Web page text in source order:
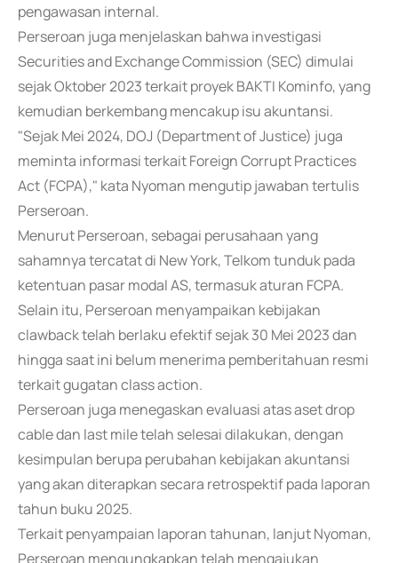
pengawasan internal.
Perseroan juga menjelaskan bahwa investigasi
Securities and Exchange Commission (SEC) dimulai
sejak Oktober 2023 terkait proyek BAKTI Kominfo, yang
kemudian berkembang mencakup isu akuntansi.
"Sejak Mei 2024, DOJ (Department of Justice) juga
meminta informasi terkait Foreign Corrupt Practices
Act (FCPA)," kata Nyoman mengutip jawaban tertulis
Perseroan.
Menurut Perseroan, sebagai perusahaan yang
sahamnya tercatat di New York, Telkom tunduk pada
ketentuan pasar modal AS, termasuk aturan FCPA.
Selain itu, Perseroan menyampaikan kebijakan
clawback telah berlaku efektif sejak 30 Mei 2023 dan
hingga saat ini belum menerima pemberitahuan resmi
terkait gugatan class action.
Perseroan juga menegaskan evaluasi atas aset drop
cable dan last mile telah selesai dilakukan, dengan
kesimpulan berupa perubahan kebijakan akuntansi
yang akan diterapkan secara retrospektif pada laporan
tahun buku 2025.
Terkait penyampaian laporan tahunan, lanjut Nyoman,
Perseroan mengungkapkan telah mengajukan